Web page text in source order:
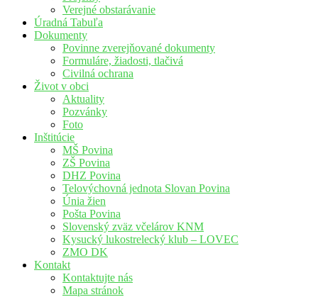
Verejné obstarávanie
Úradná Tabuľa
Dokumenty
Povinne zverejňované dokumenty
Formuláre, žiadosti, tlačivá
Civilná ochrana
Život v obci
Aktuality
Pozvánky
Foto
Inštitúcie
MŠ Povina
ZŠ Povina
DHZ Povina
Telovýchovná jednota Slovan Povina
Únia žien
Pošta Povina
Slovenský zväz včelárov KNM
Kysucký lukostrelecký klub – LOVEC
ZMO DK
Kontakt
Kontaktujte nás
Mapa stránok